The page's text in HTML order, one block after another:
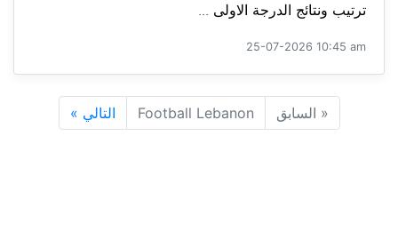
ترتيب ونتائج الدرجة الاولى ...
25-07-2026 10:45 am
« السابق Football Lebanon التالي »